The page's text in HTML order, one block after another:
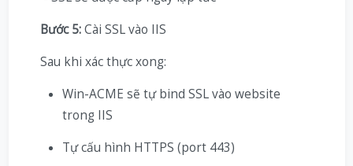
Bước 5:Cài SSL vào IIS
Sau khi xác thực xong:
Win-ACME sẽ tự bind SSL vào website
trong IIS
Tự cấu hình HTTPS (port 443)